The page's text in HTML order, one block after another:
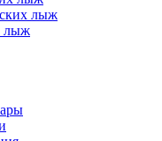
лыж
лыж